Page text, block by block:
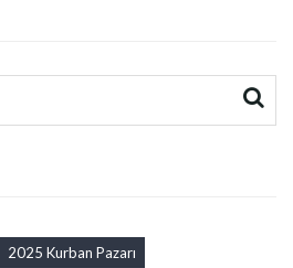
2025 Kurban Pazarı